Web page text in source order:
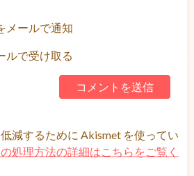
メールで通知
ルで受け取る
減するために Akismet を使ってい
処理方法の詳細はこちらをご覧く